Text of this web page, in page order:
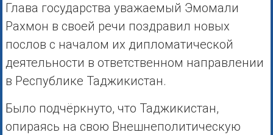
Глава государства уважаемый Эмомали
Рахмон в своей речи поздравил новых
послов с началом их дипломатической
деятельности в ответственном направлении
в Республике Таджикистан.
Было подчёркнуто, что Таджикистан,
опираясь на свою Внешнеполитическую